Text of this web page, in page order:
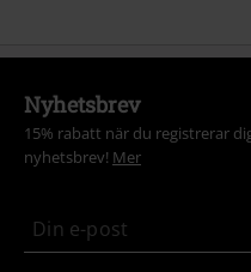
Nyhetsbrev
15% rabatt när du registrerar
nyhetsbrev! Mer